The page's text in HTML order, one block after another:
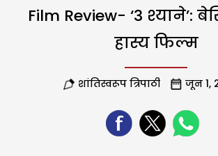
Film Review- ‘3 श्याने’:
हास्य फिल्म
शांतिस्वरूप त्रिपाठी जून 1,